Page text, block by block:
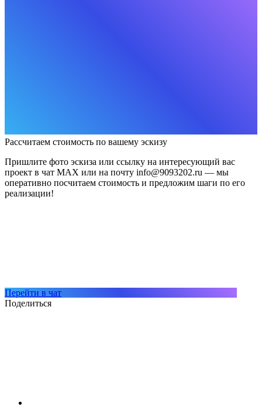
Рассчитаем стоимость по вашему эскизу
Пришлите фото эскиза или ссылку на интересующий вас
проект в чат MAX или на почту info@9093202.ru — мы
оперативно посчитаем стоимость и предложим шаги по его
реализации!
Перейти в чат
Поделиться